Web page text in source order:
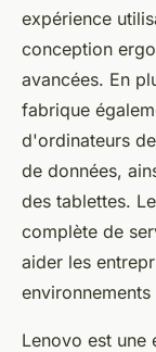
expérience
conception
avancées. En
fabrique
d'ordinateurs
de données,
des tablettes.
complète de
aider les
Lenovo est une